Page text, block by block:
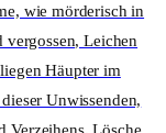
wie mörderisch in
Leichen
Häupter im
Unwissenden,